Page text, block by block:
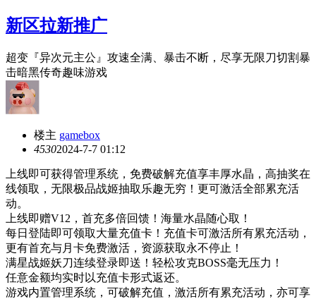
新区拉新推广
超变『异次元主公』攻速全满、暴击不断，尽享无限刀切割暴
击暗黑传奇趣味游戏
楼主 gamebox
45302024-7-7 01:12
上线即可获得管理系统，免费破解充值享丰厚水晶，高抽奖在
线领取，无限极品战姬抽取乐趣无穷！更可激活全部累充活
动。
上线即赠V12，首充多倍回馈！海量水晶随心取！
每日登陆即可领取大量充值卡！充值卡可激活所有累充活动，
更有首充与月卡免费激活，资源获取永不停止！
满星战姬妖刀连续登录即送！轻松攻克BOSS毫无压力！
任意金额均实时以充值卡形式返还。
游戏内置管理系统，可破解充值，激活所有累充活动，亦可享